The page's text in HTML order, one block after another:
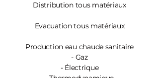
Distribution tous matériaux
Evacuation tous matériaux
Production eau chaude sanitaire
- Gaz
- Électrique